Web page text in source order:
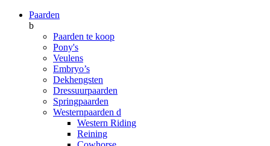
Paarden
b
Paarden te koop
Pony's
Veulens
Embryo’s
Dekhengsten
Dressuurpaarden
Springpaarden
Westernpaarden d
Western Riding
Reining